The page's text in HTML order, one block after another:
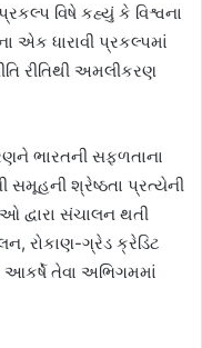
વિષે કહ્યું કે વિશ્વના
એક ધારાવી પ્રકલ્પમાં
રીતિથી અમલીકરણ
ભારતની સફળતાના
શ્રેષ્ઠતા પ્રત્યેની
દ્વારા સંચાલન થતી
રોકાણ-ગ્રેડ ક્રેડિટ
આકર્ષે તેવા અભિગમમાં